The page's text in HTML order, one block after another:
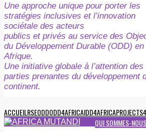
Une approche unique pour porter les
stratégies inclusives et l’innovation
sociétale des acteurs
publics et privés au service des
du Développement Durable (ODD) en
Afrique.
Une initiative globale à l’attention des
parties prenantes du développement
continent.
ACCUEILRSEODDODD4AFRICAIDD4AFRICA
QUI SOMMES-